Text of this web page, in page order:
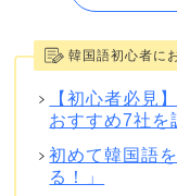
韓国語初心者に
【初心者必見
おすすめ7社を
初めて韓国語
る！」